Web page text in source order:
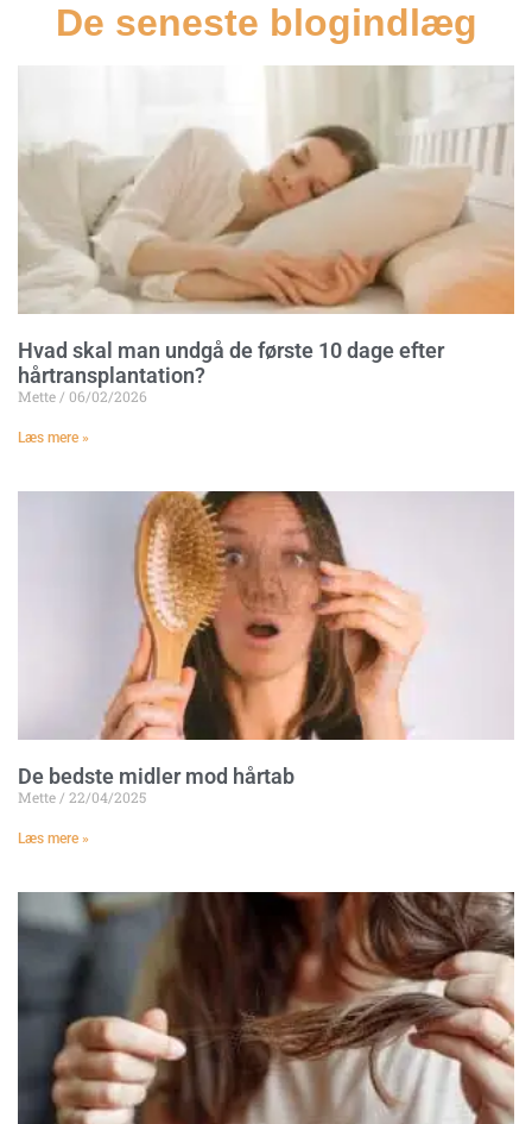
De seneste blogindlæg
Hvad skal man undgå de første 10 dage efter
hårtransplantation?
Mette 06/02/2026
Læs mere »
De bedste midler mod hårtab
Mette 22/04/2025
Læs mere »